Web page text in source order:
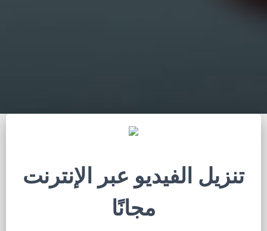
تنزيل الفيديو عبر الإنترنت
مجانًا